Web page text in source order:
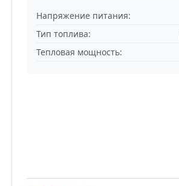
Напряжение питания:
Тип топлива:
Тепловая мощность: